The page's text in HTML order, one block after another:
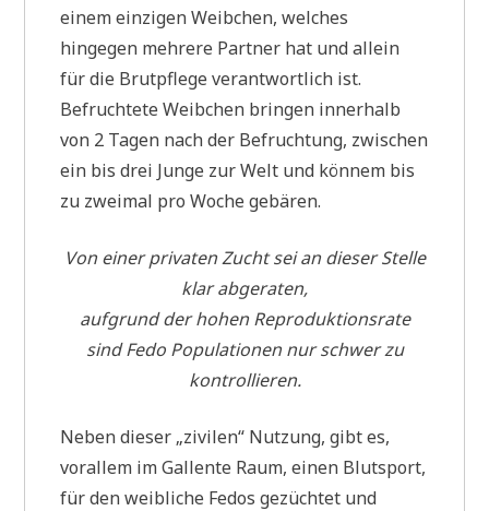
einem einzigen Weibchen, welches
hingegen mehrere Partner hat und allein
für die Brutpflege verantwortlich ist.
Befruchtete Weibchen bringen innerhalb
von 2 Tagen nach der Befruchtung, zwischen
ein bis drei Junge zur Welt und könnem bis
zu zweimal pro Woche gebären.
Von einer privaten Zucht sei an dieser Stelle
klar abgeraten,
aufgrund der hohen Reproduktionsrate
sind Fedo Populationen nur schwer zu
kontrollieren.
Neben dieser „zivilen“ Nutzung, gibt es,
vorallem im Gallente Raum, einen Blutsport,
für den weibliche Fedos gezüchtet und